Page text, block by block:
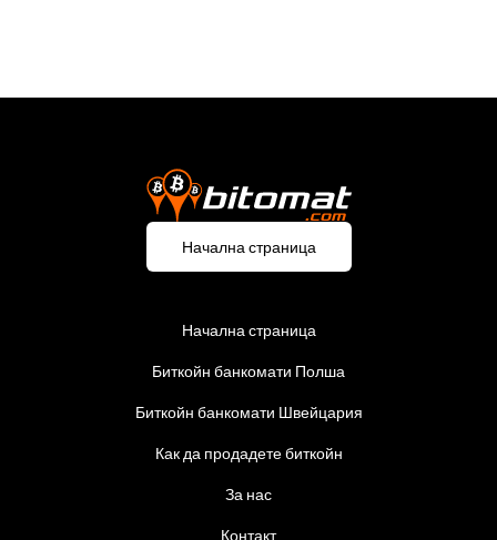
Начална страница
Начална страница
Биткойн банкомати Полша
Биткойн банкомати Швейцария
Как да продадете биткойн
За нас
Контакт